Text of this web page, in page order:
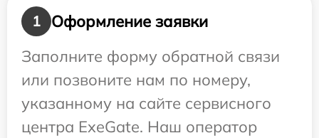
1
Оформление заявки
Заполните форму обратной связи
или позвоните нам по номеру,
указанному на сайте сервисного
центра ExeGate. Наш оператор